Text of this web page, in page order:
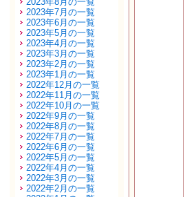
2023年7月の一覧
2023年6月の一覧
2023年5月の一覧
2023年4月の一覧
2023年3月の一覧
2023年2月の一覧
2023年1月の一覧
2022年12月の一覧
2022年11月の一覧
2022年10月の一覧
2022年9月の一覧
2022年8月の一覧
2022年7月の一覧
2022年6月の一覧
2022年5月の一覧
2022年4月の一覧
2022年3月の一覧
2022年2月の一覧